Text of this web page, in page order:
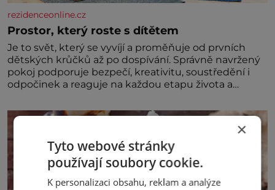
rezidenceonline.cz
Prostor, který roste s dítětem
Je to svět, který se vyvíjí a proměňuje od prvních
dětských krůčků až po dospívání. Správně navržený
pokoj podporuje bezpečí, kreativitu, soustředění i
odpočinek a reaguje na každou etapu života a
jednoduchost, měkkost a bezpečí, proto by pokoj
miminka měl působit především klidně a útulně.×
Tyto webové stránky
používají soubory cookie.
K personalizaci obsahu, reklam a analýze